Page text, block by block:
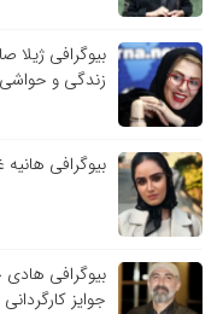
بیوگرافی
زندگی و حواشی
بیوگرافی
بیوگرافی
جوایز کارگردانی